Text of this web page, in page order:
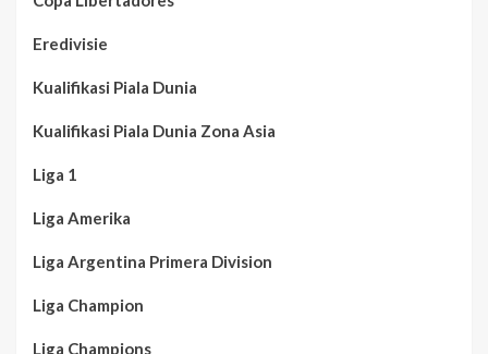
Eredivisie
Kualifikasi Piala Dunia
Kualifikasi Piala Dunia Zona Asia
Liga 1
Liga Amerika
Liga Argentina Primera Division
Liga Champion
Liga Champions